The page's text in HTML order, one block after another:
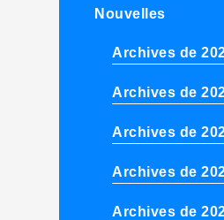
Nouvelles
Archives de
Archives de
Archives de
Archives de
Archives de